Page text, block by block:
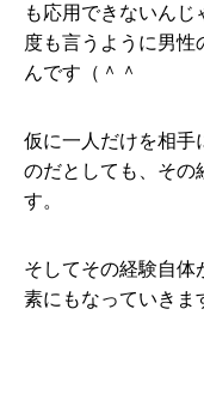
も応用できないん
度も言うように男性
んです（＾＾
仮に一人だけを相手
のだとしても、その
す。
そしてその経験自体
素にもなっていきま